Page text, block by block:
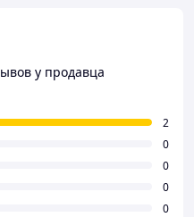
у продавца
2
0
0
0
0